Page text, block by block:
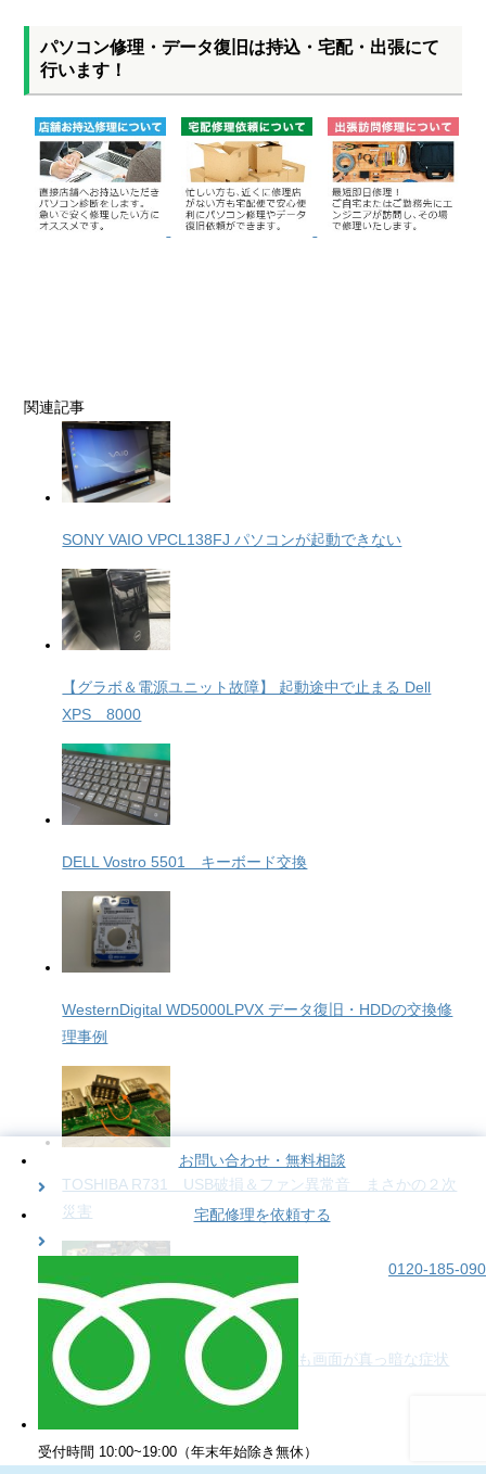
パソコン修理・データ復旧は持込・宅配・出張にて
行います！
関連記事
SONY VAIO VPCL138FJ パソコンが起動できない
【グラボ＆電源ユニット故障】 起動途中で止まる Dell
XPS 8000
DELL Vostro 5501 キーボード交換
WesternDigital WD5000LPVX データ復旧・HDDの交換修
理事例
TOSHIBA R731 USB破損＆ファン異常音 まさかの２次
災害
【Lenovo S21e-20】電源が入っても画面が真っ暗な症状
の修理事例
お問い合わせ・無料相談
宅配修理を依頼する
0120-185-090
受付時間 10:00~19:00（年末年始除き無休）